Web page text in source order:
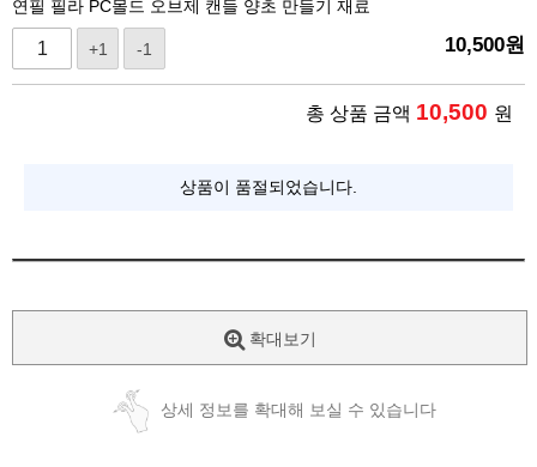
연필 필라 PC몰드 오브제 캔들 양초 만들기 재료
+1 -1 10,500원
총 상품 금액 10,500 원
상품이 품절되었습니다.
확대보기
상세 정보를 확대해 보실 수 있습니다